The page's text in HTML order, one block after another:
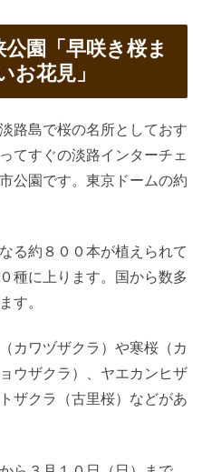
園「早咲き桜ま
お花見」
路島で桜の名所としておす
てすぐの淡路インターチェ
公園です。東京ドームの約
る約８００本が植えられて
種に上ります。国から数多
す。
カワヅザクラ）や寒桜（カ
ウザクラ）、ヤエカンヒザ
ザクラ（古里桜）などがあ